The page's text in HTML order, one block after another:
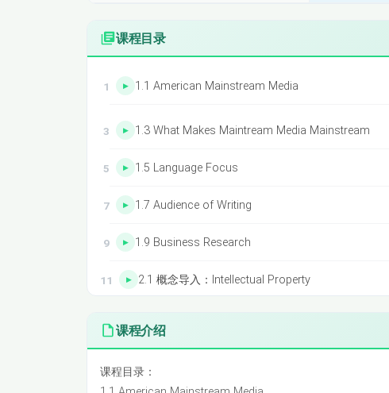
课程目录
1.1 American Mainstream Media
1.3 What Makes Maintream Media Mainstream
1.5 Language Focus
1.7 Audience of Writing
1.9 Business Research
2.1 概念导入：Intellectual Property
课程介绍
课程目录：